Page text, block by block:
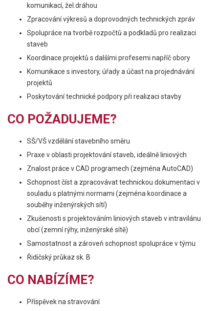
komunikací, žel.dráhou
Zpracování výkresů a doprovodných technických zpráv
Spolupráce na tvorbě rozpočtů a podkladů pro realizaci
staveb
Koordinace projektů s dalšími profesemi napříč obory
Komunikace s investory, úřady a účast na projednávání
projektů
Poskytování technické podpory při realizaci stavby
CO POŽADUJEME?
SŠ/VŠ vzdělání stavebního směru
Praxe v oblasti projektování staveb, ideálně liniových
Znalost práce v CAD programech (zejména AutoCAD)
Schopnost číst a zpracovávat technickou dokumentaci v
souladu s platnými normami (zejména koordinace a
souběhy inženýrských sítí)
Zkušenosti s projektováním liniových staveb v intravilánu
obcí (zemní rýhy, inženýrské sítě)
Samostatnost a zároveň schopnost spolupráce v týmu
Řidičský průkaz sk. B
CO NABÍZÍME?
Příspěvek na stravování